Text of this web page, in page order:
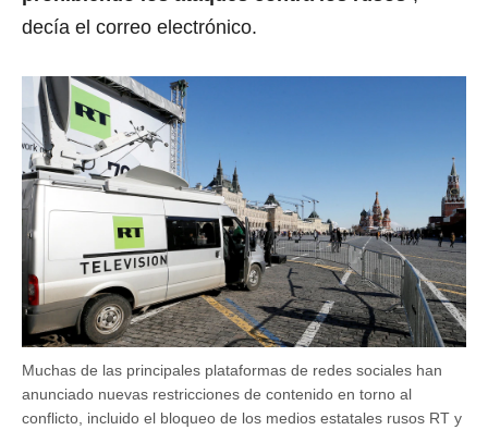
decía el correo electrónico.
Muchas de las principales plataformas de redes sociales han
anunciado nuevas restricciones de contenido en torno al
conflicto, incluido el bloqueo de los medios estatales rusos RT y